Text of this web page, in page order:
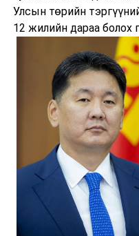
Улсын төрийн
12 жилийн дараа болох